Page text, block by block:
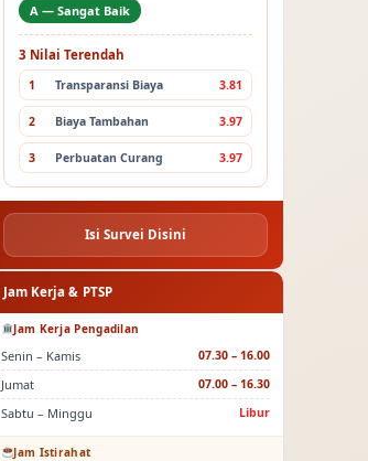
A — Sangat Baik
3 Nilai Terendah
1 Transparansi Biaya 3.81
2 Biaya Tambahan 3.97
3 Perbuatan Curang 3.97
Isi Survei Disini
Jam Kerja & PTSP
Jam Kerja Pengadilan
Senin – Kamis 07.30 – 16.00
Jumat 07.00 – 16.30
Sabtu – Minggu Libur
Jam Istirahat